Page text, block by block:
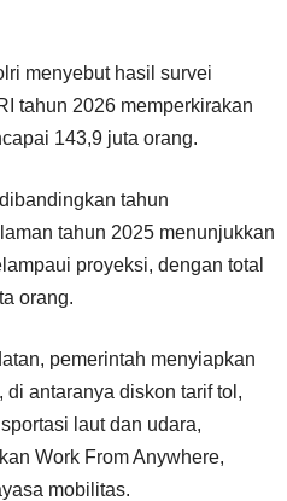
menyebut hasil survei
tahun 2026 memperkirakan
143,9 juta orang.
tahun
tahun 2025 menunjukkan
proyeksi, dengan total
orang.
pemerintah menyiapkan
antaranya diskon tarif tol,
laut dan udara,
Work From Anywhere,
mobilitas.